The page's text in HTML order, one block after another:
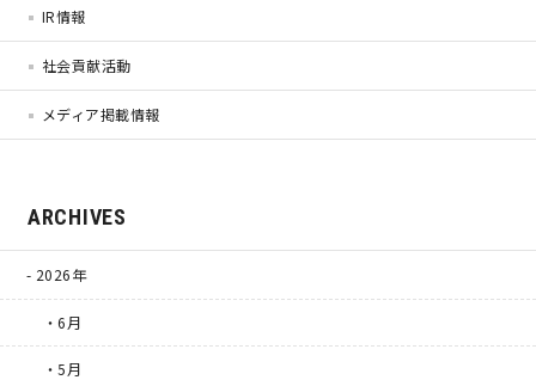
理想の暮らしを引き出すデザイン力
家具まで標準仕様の空間コーディネート
IR情報
社会貢献活動
メディア掲載情報
ARCHIVES
2026年
・6月
・5月